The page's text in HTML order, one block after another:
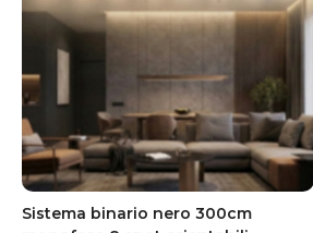
Sistema binario nero 300cm